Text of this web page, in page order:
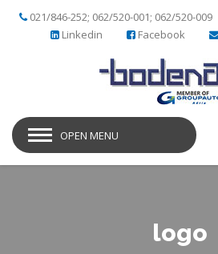
021/846-252; 062/520-001; 062/520-009
Facebook
Linkedin
OPEN MENU
logo